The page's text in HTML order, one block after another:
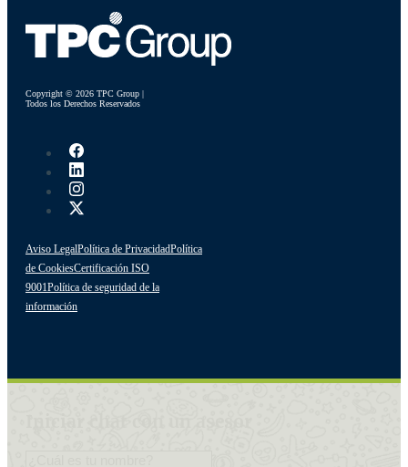
Copyright © 2026 TPC Group |
Todos los Derechos Reservados
Aviso LegalPolítica de PrivacidadPolítica
de CookiesCertificación ISO
9001Política de seguridad de la
información